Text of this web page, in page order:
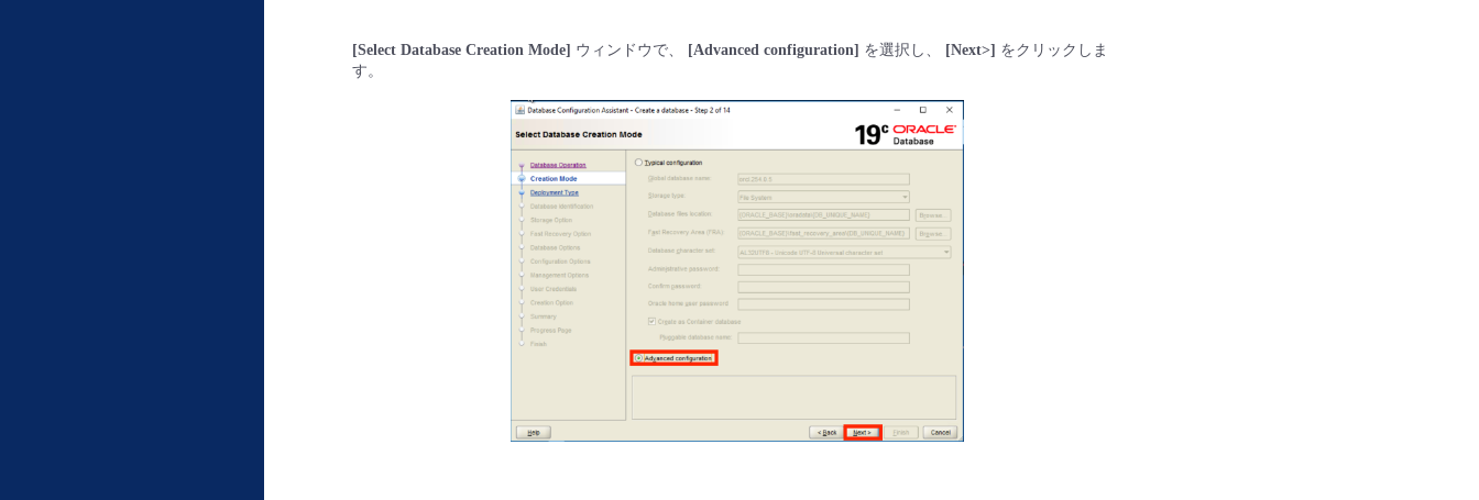
[Select Database Creation Mode] ウィンドウで、 [Advanced configuration] を選択し、 [Next>] をクリックしま
す。